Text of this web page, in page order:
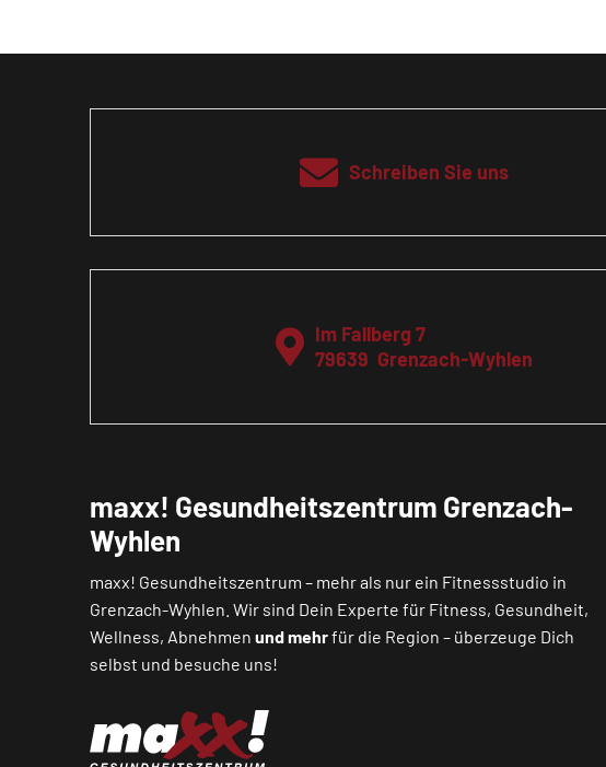
Schreiben Sie uns
Im Fallberg 7
79639 Grenzach-Wyhlen
maxx! Gesundheitszentrum Grenzach-
Wyhlen
maxx! Gesundheitszentrum – mehr als nur ein Fitnessstudio in
Grenzach-Wyhlen. Wir sind Dein Experte für Fitness, Gesundheit,
Wellness, Abnehmenund mehrfür die Region – überzeuge Dich
selbst und besuche uns!